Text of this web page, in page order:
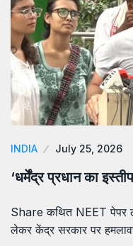
INDIA July 25, 2026
‘धर्मेंद्र प्रधान का
Share कथित NEET पेपर
लेकर केंद्र सरकार पर